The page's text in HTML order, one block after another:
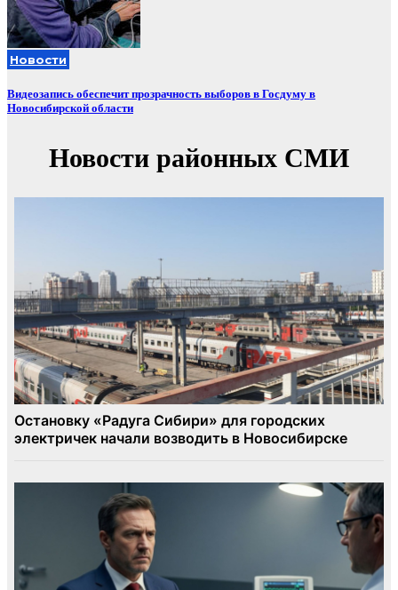
Новости
Видеозапись обеспечит прозрачность выборов в Госдуму в
Новосибирской области